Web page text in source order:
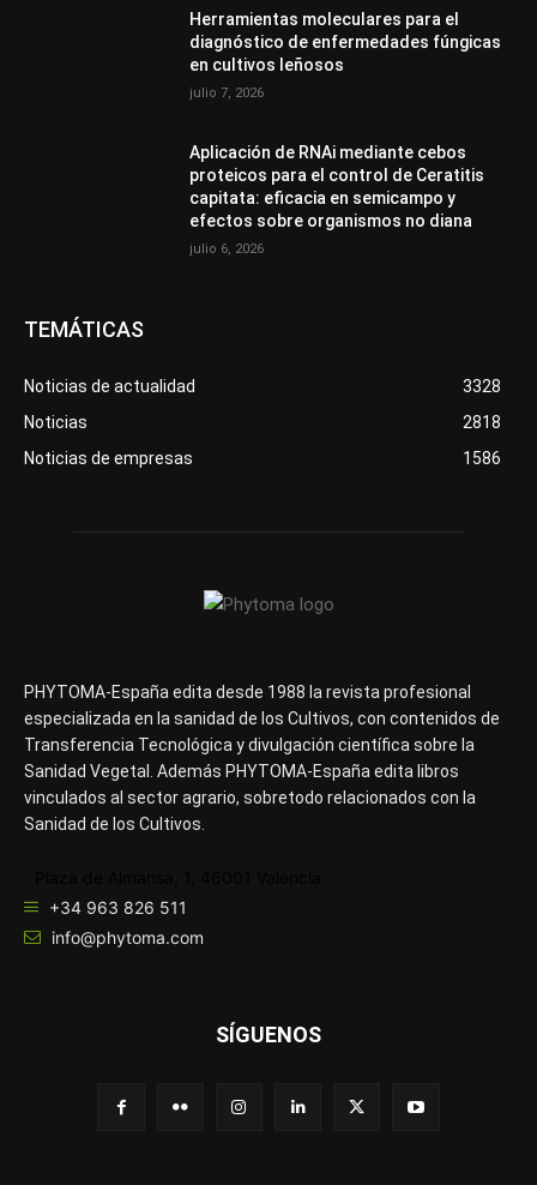
Herramientas moleculares para el
diagnóstico de enfermedades fúngicas
en cultivos leñosos
julio 7, 2026
Aplicación de RNAi mediante cebos
proteicos para el control de Ceratitis
capitata: eficacia en semicampo y
efectos sobre organismos no diana
julio 6, 2026
TEMÁTICAS
Noticias de actualidad
3328
Noticias
2818
Noticias de empresas
1586
PHYTOMA-España edita desde 1988 la revista profesional
especializada en la sanidad de los Cultivos, con contenidos de
Transferencia Tecnológica y divulgación científica sobre la
Sanidad Vegetal. Además PHYTOMA-España edita libros
vinculados al sector agrario, sobretodo relacionados con la
Sanidad de los Cultivos.
+34 963 826 511
info@phytoma.com
SÍGUENOS